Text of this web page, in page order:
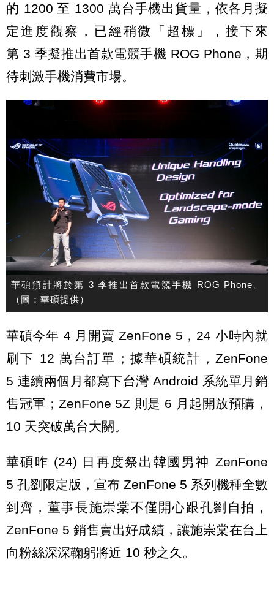
的 1200 至 1300 萬台手機出貨量，依各月擬
定進度觀察，已經稍微「超標」，接下來
第 3 季擬推出首款電競手機 ROG Phone，期
待刺激手機消費市場。
華碩預計將於第 3 季推出首款電競手機 ROG Phone。
（圖：華碩提供）
華碩今年 4 月開賣 ZenFone 5，24 小時內就
刷下 12 萬台訂單；據華碩統計，ZenFone
5 連續兩個月都寫下台灣 Android 系統單月銷
售冠軍；ZenFone 5Z 則是 6 月起開放預購，
10 天突破萬台大關。
華碩昨 (24) 日再度祭出韓國男神 ZenFone
5 孔劉限定版，宣布 ZenFone 5 系列機種全數
到齊，董事長施崇棠不僅開心跟孔劉自拍，
ZenFone 5 銷售賣出好成績，讓施崇棠在台上
向粉絲深深鞠躬將近 10 秒之久。